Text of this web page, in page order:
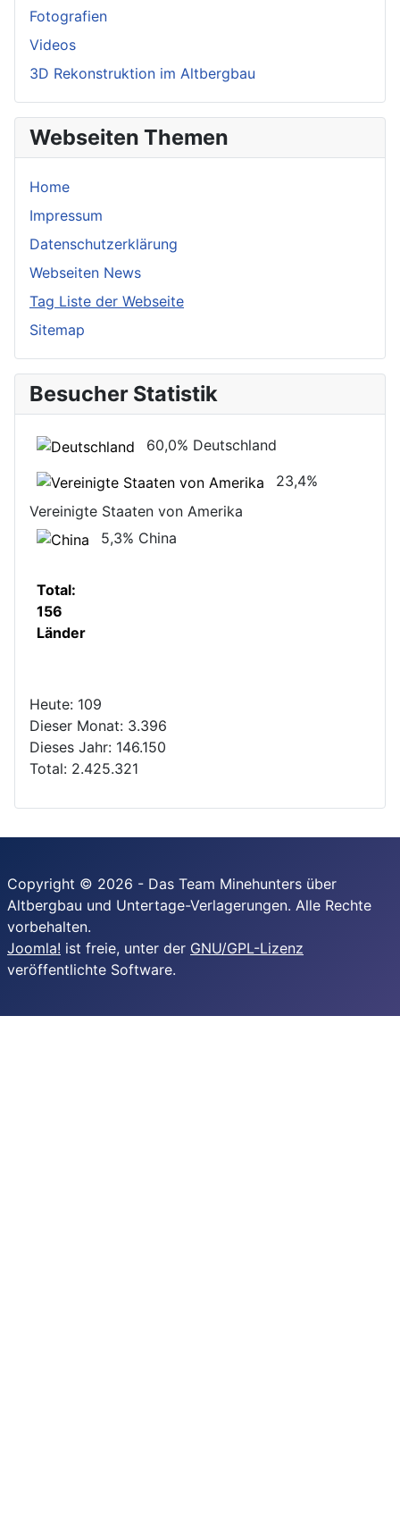
Fotografien
Videos
3D Rekonstruktion im Altbergbau
Webseiten Themen
Home
Impressum
Datenschutzerklärung
Webseiten News
Tag Liste der Webseite
Sitemap
Besucher Statistik
60,0% Deutschland
23,4%
Vereinigte Staaten von Amerika
5,3% China
Total:
156
Länder
Heute: 109
Dieser Monat: 3.396
Dieses Jahr: 146.150
Total: 2.425.321
Copyright © 2026 - Das Team Minehunters über
Altbergbau und Untertage-Verlagerungen. Alle Rechte
vorbehalten.
Joomla! ist freie, unter der GNU/GPL-Lizenz
veröffentlichte Software.